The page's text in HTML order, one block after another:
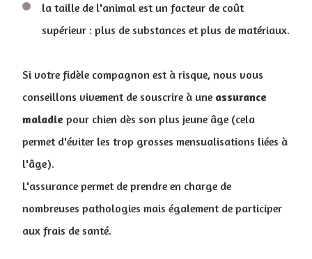
la taille de l'animal est un facteur de coût
supérieur : plus de substances et plus de matériaux.
Si votre fidèle compagnon est à risque, nous vous
conseillons vivement de souscrire à une assurance
maladie pour chien dès son plus jeune âge (cela
permet d'éviter les trop grosses mensualisations liées à
l'âge).
L'assurance permet de prendre en charge de
nombreuses pathologies mais également de participer
aux frais de santé.